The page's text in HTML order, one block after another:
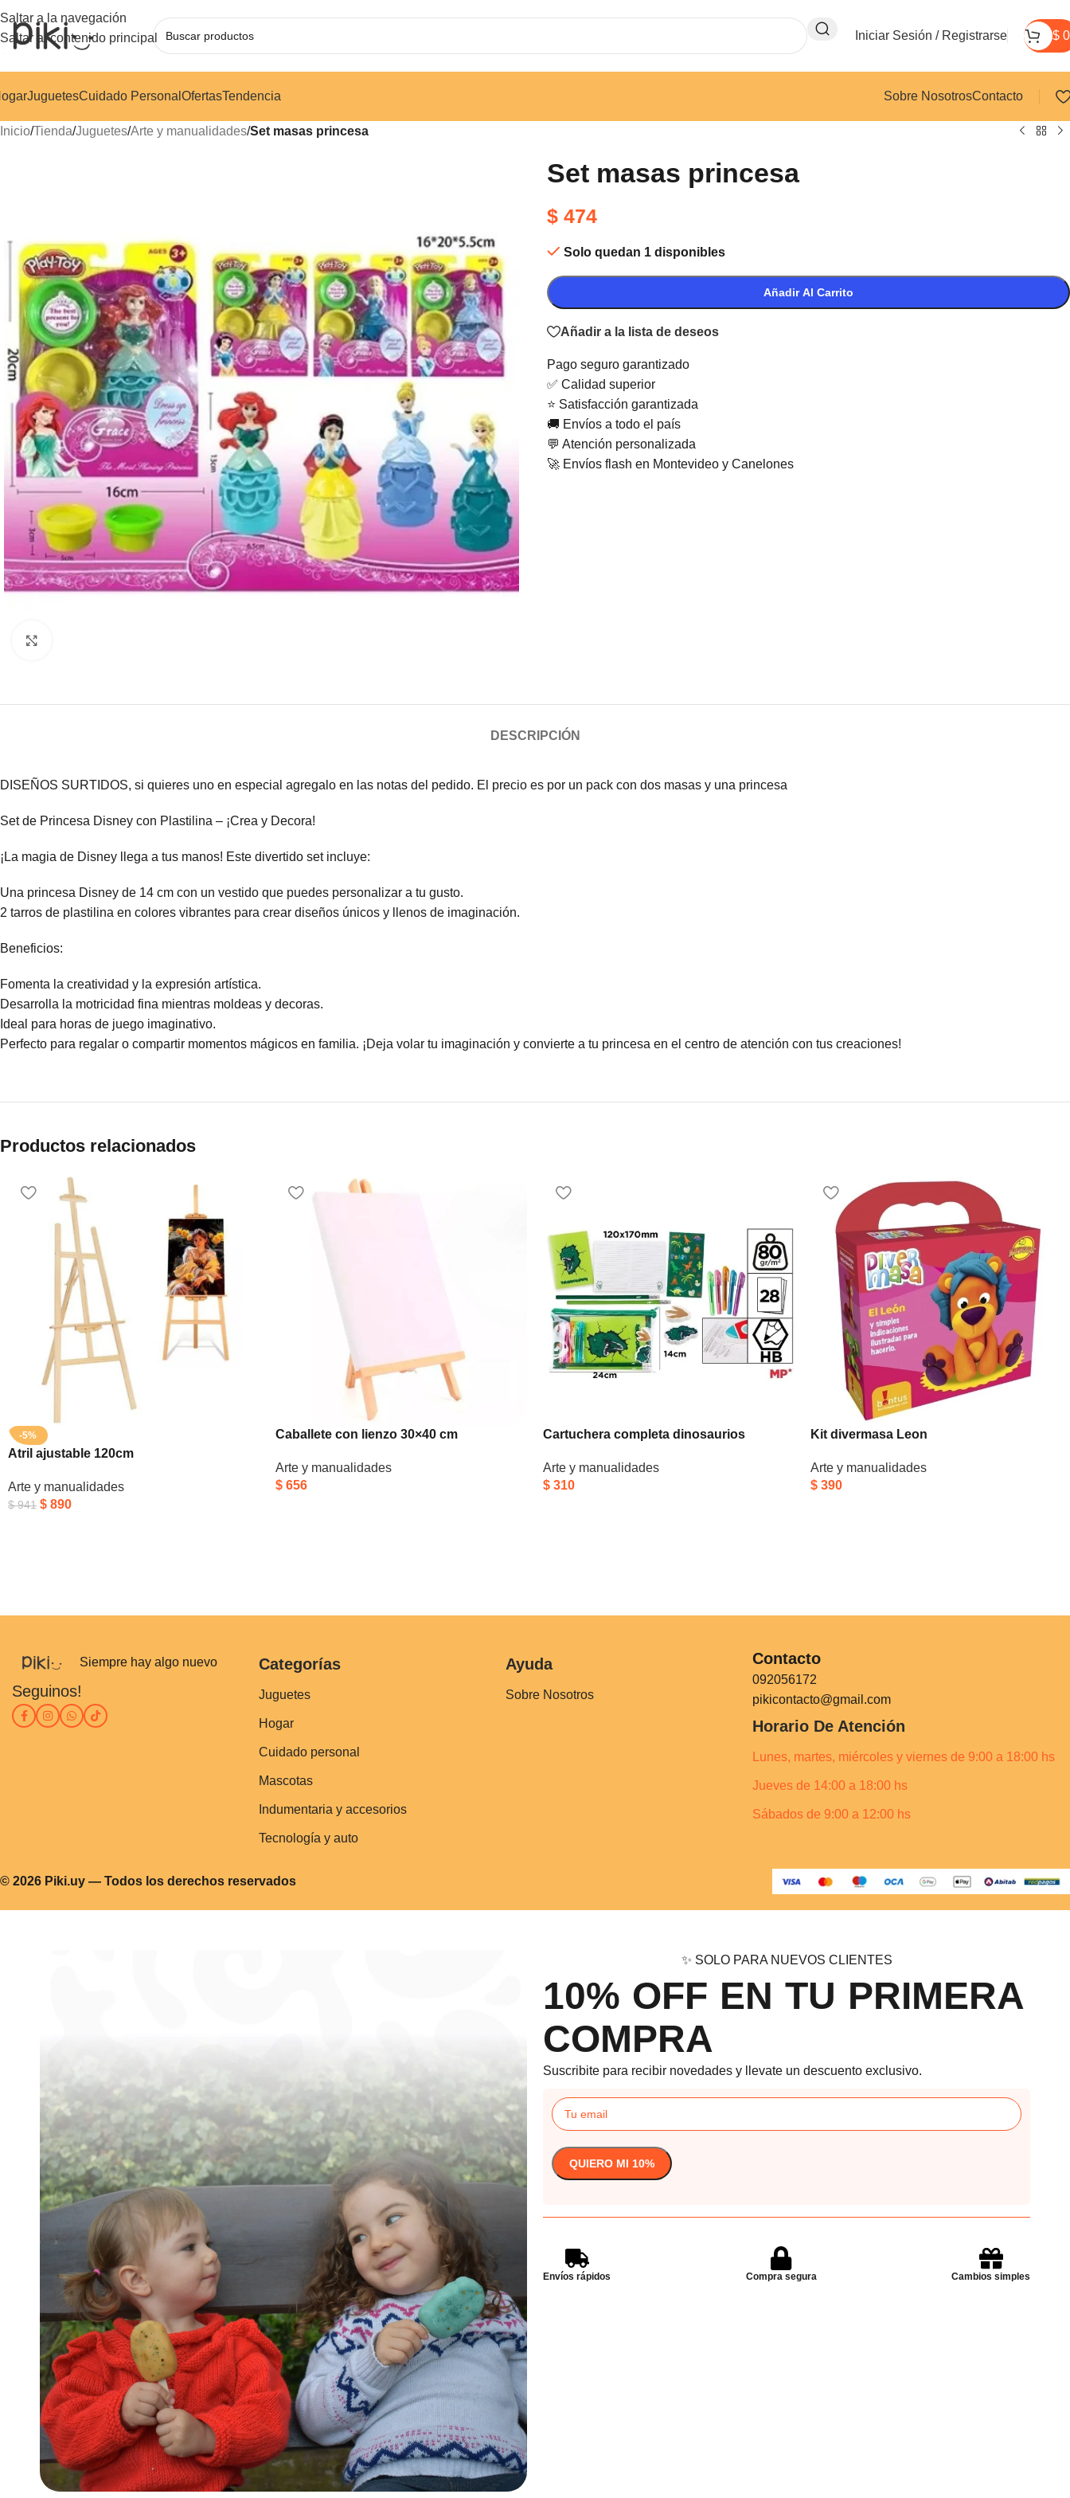
Saltar a la navegación
Saltar al contenido principal
Iniciar Sesión / Registrarse $ 0
JuguetesCuidado Personal OfertasTendencia Sobre NosotrosContacto
Inicio/Tienda/Juguetes/Arte y manualidades/Set masas princesa
Set masas princesa
$ 474
Solo quedan 1 disponibles
Añadir Al Carrito
Añadir a la lista de deseos
Pago seguro garantizado
✅ Calidad superior
⭐ Satisfacción garantizada
🚚 Envíos a todo el país
💬 Atención personalizada
🚀 Envíos flash en Montevideo y Canelones
DESCRIPCIÓN
DISEÑOS SURTIDOS, si quieres uno en especial agregalo en las notas del pedido. El precio es por un pack con dos masas y una princesa
Set de Princesa Disney con Plastilina – ¡Crea y Decora!
¡La magia de Disney llega a tus manos! Este divertido set incluye:
Una princesa Disney de 14 cm con un vestido que puedes personalizar a tu gusto.
2 tarros de plastilina en colores vibrantes para crear diseños únicos y llenos de imaginación.
Beneficios:
Fomenta la creatividad y la expresión artística.
Desarrolla la motricidad fina mientras moldeas y decoras.
Ideal para horas de juego imaginativo.
Perfecto para regalar o compartir momentos mágicos en familia. ¡Deja volar tu imaginación y convierte a tu princesa en el centro de atención con tus creaciones!
Productos relacionados
-5%
Atril ajustable 120cm
Arte y manualidades
$941 $ 890
Caballete con lienzo 30×40 cm
Arte y manualidades
$ 656
Cartuchera completa dinosaurios
Arte y manualidades
$ 310
Kit divermasa Leon
Arte y manualidades
$ 390
Siempre hay algo nuevo
Seguinos!
Categorías
Juguetes
Hogar
Cuidado personal
Mascotas
Indumentaria y accesorios
Tecnología y auto
Ayuda
Sobre Nosotros
Contacto
092056172
pikicontacto@gmail.com
Horario De Atención
Lunes, martes, miércoles y viernes de 9:00 a 18:00 hs
Jueves de 14:00 a 18:00 hs
Sábados de 9:00 a 12:00 hs
© 2026 Piki.uy — Todos los derechos reservados
✨ SOLO PARA NUEVOS CLIENTES
10% OFF EN TU PRIMERA
COMPRA
Suscribite para recibir novedades y llevate un descuento exclusivo.
Envíos rápidos Compra segura Cambios simples